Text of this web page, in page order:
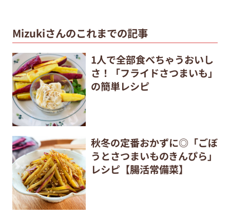
Mizukiさんのこれまでの記事
1人で全部食べちゃうおいし
さ！「フライドさつまいも」
の簡単レシピ
秋冬の定番おかずに◎「ごぼ
うとさつまいものきんぴら」
レシピ【腸活常備菜】